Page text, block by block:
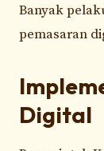
Banyak
pemasaran
Digital